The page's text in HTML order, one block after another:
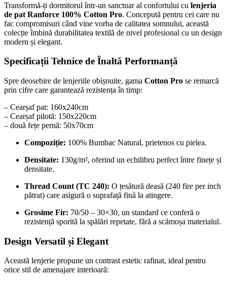
Transformă-ți dormitorul într-un sanctuar al confortului cu lenjeria
de pat Ranforce 100% Cotton Pro. Concepută pentru cei care nu
fac compromisuri când vine vorba de calitatea somnului, această
colecție îmbină durabilitatea textilă de nivel profesional cu un design
modern și elegant.
Specificații Tehnice de Înaltă Performanță
Spre deosebire de lenjeriile obișnuite, gama Cotton Pro se remarcă
prin cifre care garantează rezistența în timp:
– Cearșaf pat: 160x240cm
– Cearșaf pilotă: 150x220cm
– două fețe pernă: 50x70cm
Compoziție: 100% Bumbac Natural, prietenos cu pielea.
Densitate: 130g/m², oferind un echilibru perfect între finețe și
densitate.
Thread Count (TC 240): O țesătură deasă (240 fire per inch
pătrat) care asigură o suprafață fină la atingere.
Grosime Fir: 70/50 – 30×30, un standard ce conferă o
rezistență sporită la spălări repetate, fără a scămoșa materialul.
Design Versatil și Elegant
Această lenjerie propune un contrast estetic rafinat, ideal pentru
orice stil de amenajare interioară: